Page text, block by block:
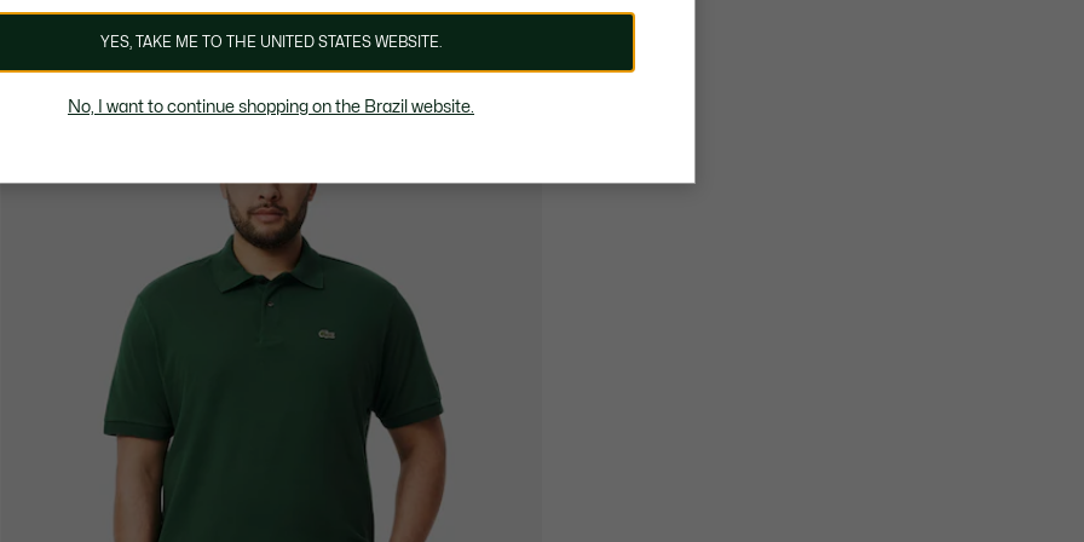
YES, TAKE ME TO THE UNITED STATES WEBSITE.
No, I want to continue shopping on the Brazil website.